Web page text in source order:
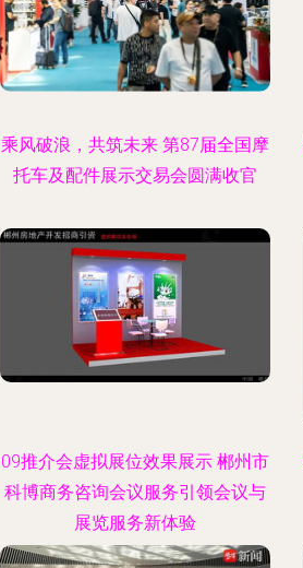
乘风破浪，共筑未来 第87届全国摩
托车及配件展示交易会圆满收官
09推介会虚拟展位效果展示 郴州市
科博商务咨询会议服务引领会议与
展览服务新体验